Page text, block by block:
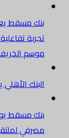
بنك مسقط
تجربة
موسم
البنك الأهلي
بنك مسقط
مصرفي